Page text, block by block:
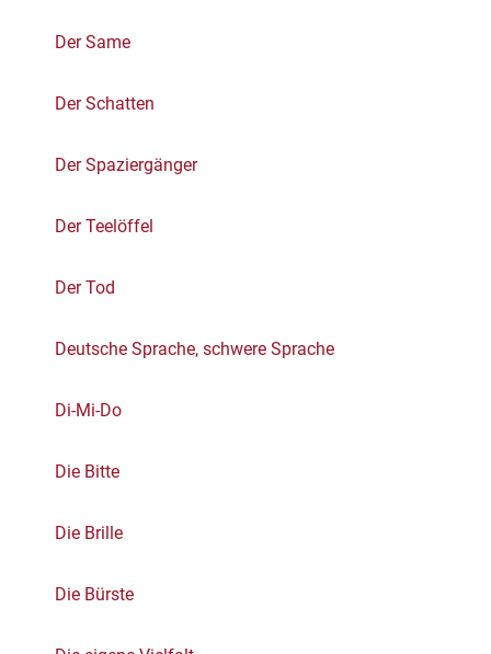
Der Same
Der Schatten
Der Spaziergänger
Der Teelöffel
Der Tod
Deutsche Sprache, schwere Sprache
Di-Mi-Do
Die Bitte
Die Brille
Die Bürste